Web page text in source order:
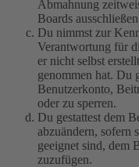
Abmahnung
Boards
Du nimmst zur
Verantwortung für
er nicht selbst
genommen hat. Du
Benutzerkonto,
oder zu sperren.
Du gestattest dem
abzuändern, sofern
geeignet sind, dem
zuzufügen.